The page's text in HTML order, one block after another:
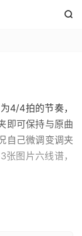

4/4拍的节奏，
即可保持与原曲
自己微调变调夹
图片六线谱，